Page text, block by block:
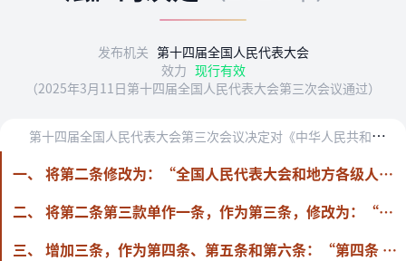
发布机关 第十四届全国人民代表大会
效力 现行有效
（2025年3月11日第十四届全国人民代表大会第三次会议通过）
第
十四届全国人民代表大会第三次会议决定对《中华人民共和国全国人民代表大会和地方各级人民代表大会代表法》作如下修改：
一、 将第二条修改为：“全国人民代表大会和地方各级人民代表大会代表依照法律规定选举产生。
二、 将第二条第三款单作一条，作为第三条，修改为：“全国人民代表大会和地方各级人民代表大会代表应当坚持中国共产党的领导，坚持以马克思列宁主义、毛泽东思想、邓小平理论、‘三个代表’重要思想、科学发展观、习近平新时代中国特色社会主义思想为指导，坚定不移走中国特色社会主义政治发展道路，依照宪法和法律赋予本级人民代表大会的各项职权，遵循民主集中制原则，参加行使国家权力。”
三、 增加三条，作为第四条、第五条和第六条：“第四条 全国人民代表大会和地方各级人民代表大会代表应当以坚持好、完善好、运行好人民代表大会制度为己任，做到政治坚定、服务人民、尊崇法治、发扬民主、勤勉尽责，为各级人民代表大会及其常务委员会建设自觉坚持中国共产党领导的政治机关、保证人民当家作主的国家权力机关、全面担负宪法法律赋予的各项职责的工作机关、始终同人民群众保持密切联系的代表机关而积极履职。